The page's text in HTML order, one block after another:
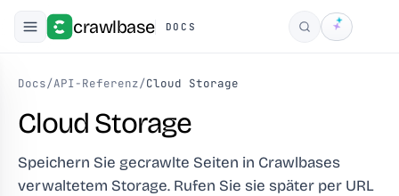
crawlbase DOCS Suchen
Docs/API-Referenz/Cloud Storage
Cloud Storage
Speichern Sie gecrawlte Seiten in Crawlbases
verwaltetem Storage. Rufen Sie sie später per URL